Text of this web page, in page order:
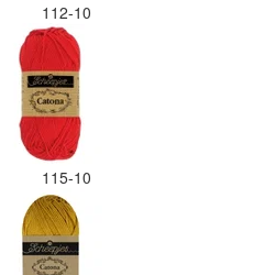
112-10
115-10